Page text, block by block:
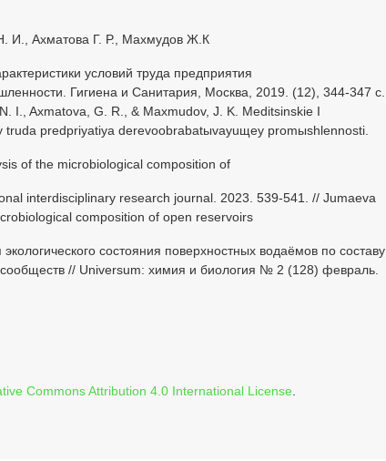
И., Ахматова Г. Р., Махмудов Ж.К
условий труда предприятия
Гигиена и Санитария, Москва, 2019. (12), 344-347 с.
I., Axmatova, G. R., & Maxmudov, J. K. Meditsinskie I
truda predpriyatiya derevoobrabatыvayuщey promыshlennosti.
of the microbiological composition of
interdisciplinary research journal. 2023. 539-541. // Jumaeva
composition of open reservoirs
состояния поверхностных водаёмов по составу
сообществ // Universum: химия и биология № 2 (128) февраль.
Commons Attribution 4.0 International License.